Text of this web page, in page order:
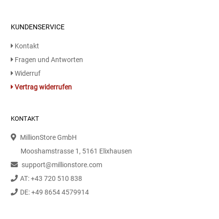
Essig
Feinkost-/Fischkonserve
Fertiggerichte trocken
Frühstück / Cerealien
Frühstück / süße Aufstriche
Garnierung
Garten
KUNDENSERVICE
Kontakt
Fragen und Antworten
Widerruf
Vertrag widerrufen
KONTAKT
MillionStore GmbH
Mooshamstrasse 1, 5161 Elixhausen
support@millionstore.com
AT: +43 720 510 838
DE: +49 8654 4579914